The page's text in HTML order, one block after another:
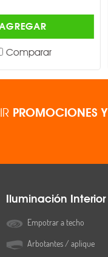
PROMOCIONES Y
Iluminación Interior
Empotrar a techo
Arbotantes / aplique